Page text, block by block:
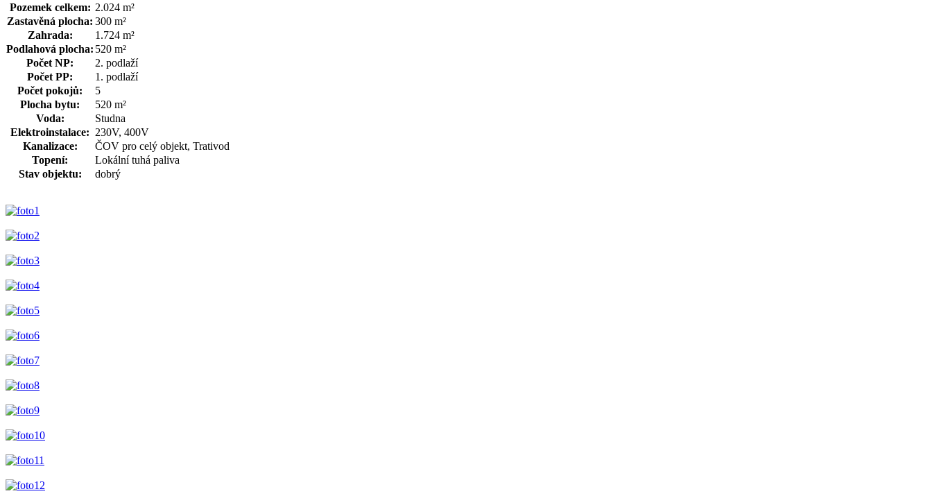
Pozemek celkem: 2.024 m²
Zastavěná plocha: 300 m²
Zahrada:
1.724 m²
Podlahová plocha: 520 m²
Počet NP:
2. podlaží
Počet PP:
1. podlaží
Počet pokojů:
5
Plocha bytu:
520 m²
Voda:
Studna
Elektroinstalace: 230V, 400V
Kanalizace:
ČOV pro celý objekt, Trativod
Topení:
Lokální tuhá paliva
Stav objektu:
dobrý